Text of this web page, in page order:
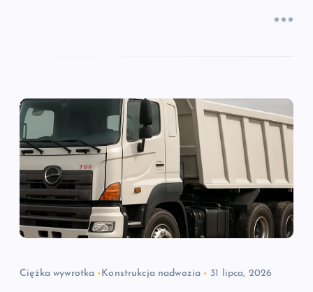
Ciężka wywrotka Konstrukcja nadwozia 31 lipca, 2026